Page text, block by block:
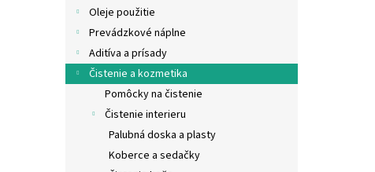
Oleje použitie
Prevádzkové náplne
Aditíva a prísady
Čistenie a kozmetika
Pomôcky na čistenie
Čistenie interieru
Palubná doska a plasty
Koberce a sedačky